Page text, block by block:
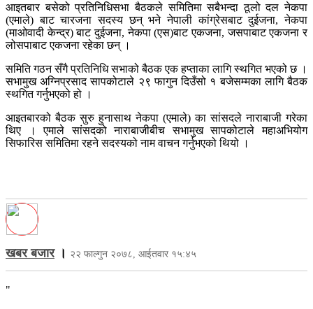
आइतबार बसेको प्रतिनिधिसभा बैठकले समितिमा सबैभन्दा ठूलो दल नेकपा
(एमाले) बाट चारजना सदस्य छन् भने नेपाली कांग्रेसबाट दुईजना, नेकपा
(माओवादी केन्द्र) बाट दुईजना, नेकपा (एस)बाट एकजना, जसपाबाट एकजना र
लोसपाबाट एकजना रहेका छन् ।
समिति गठन सँगै प्रतिनिधि सभाको बैठक एक हप्ताका लागि स्थगित भएको छ ।
सभामुख अग्निप्रसाद सापकोटाले २९ फागुन दिउँसो १ बजेसम्मका लागि बैठक
स्थगित गर्नुभएको हो ।
आइतबारको बैठक सुरु हुनासाथ नेकपा (एमाले) का सांसदले नाराबाजी गरेका
थिए । एमाले सांसदको नाराबाजीबीच सभामुख सापकोटाले महाअभियोग
सिफारिस समितिमा रहने सदस्यको नाम वाचन गर्नुभएको थियो ।
खबर बजार। २२ फाल्गुन २०७८, आईतवार १५:४५
"